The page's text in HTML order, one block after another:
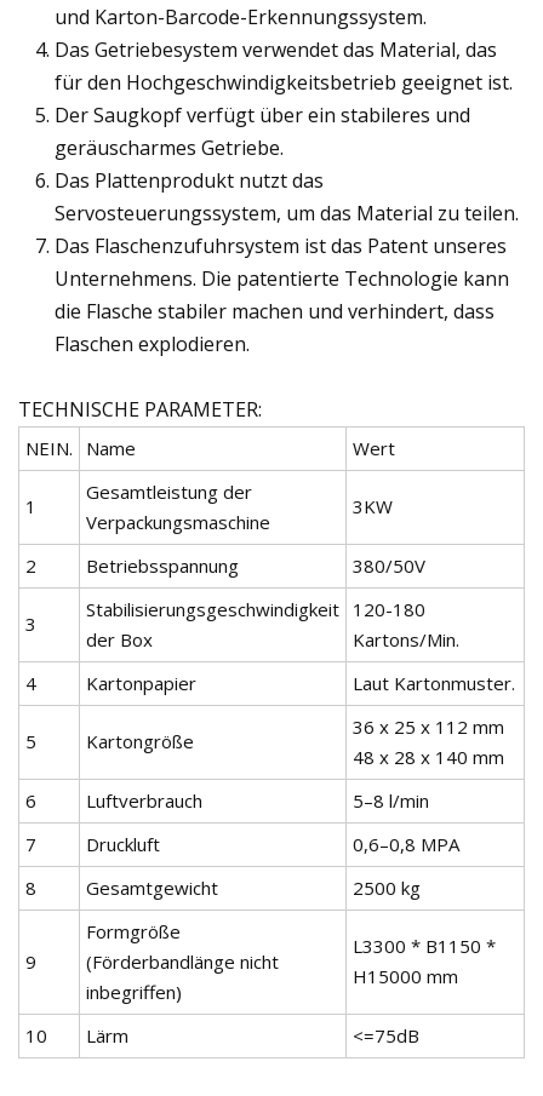
und Karton-Barcode-Erkennungssystem.
Das Getriebesystem verwendet das Material, das
für den Hochgeschwindigkeitsbetrieb geeignet ist.
Der Saugkopf verfügt über ein stabileres und
geräuscharmes Getriebe.
Das Plattenprodukt nutzt das
Servosteuerungssystem, um das Material zu teilen.
Das Flaschenzufuhrsystem ist das Patent unseres
Unternehmens. Die patentierte Technologie kann
die Flasche stabiler machen und verhindert, dass
Flaschen explodieren.
TECHNISCHE PARAMETER:
NEIN. Name Wert
1
Gesamtleistung der
Verpackungsmaschine
3KW
2 Betriebsspannung 380/50V
3
Stabilisierungsgeschwindigkeit
der Box
120-180
Kartons/Min.
4
Kartonpapier Laut Kartonmuster.
5 Kartongröße
36 x 25 x 112 mm
48 x 28 x 140 mm
6
Luftverbrauch
5–8 l/min
7
Druckluft
0,6–0,8 MPA
8
Gesamtgewicht 2500 kg
9
Formgröße
(Förderbandlänge nicht
inbegriffen)
L3300 * B1150 *
H15000 mm
10 Lärm <=75dB